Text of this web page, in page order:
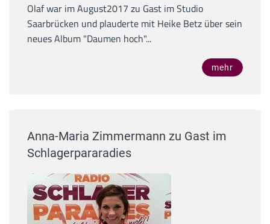
Olaf war im August2017 zu Gast im Studio
Saarbrücken und plauderte mit Heike Betz über sein
neues Album "Daumen hoch"...
mehr
Anna-Maria Zimmermann zu Gast im
Schlagerpararadies